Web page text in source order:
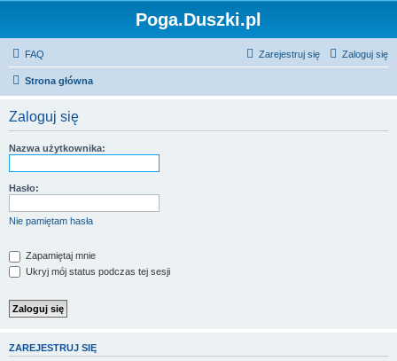
Poga.Duszki.pl
FAQ Zaloguj się
Zarejestruj się
Strona główna
Zaloguj się
Nazwa użytkownika:
Hasło:
Nie pamiętam hasła
Zapamiętaj mnie
Ukryj mój status podczas tej sesji
ZAREJESTRUJ SIĘ